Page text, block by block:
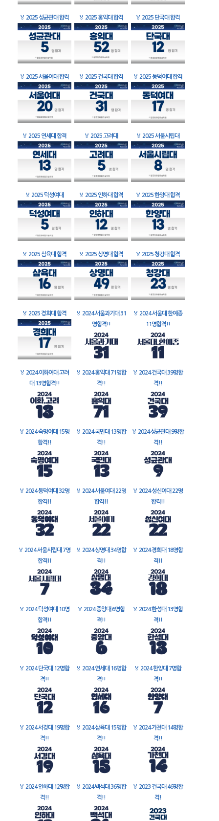
🏅 2025 성균관대 합격 🏅 2025 홍익대 합격 🏅 2025 단국대 합격
🏅 2025 서울여대 합격 🏅 2025 건국대 합격 🏅 2025 동덕여대 합격
🏅 2025 연세대 합격 🏅 2025 고려대 🏅 2025 서울시립대
🏅 2025 덕성여대 🏅 2025 인하대 합격 🏅 2025 한양대 합격
🏅 2025 삼육대 합격 🏅 2025 상명대 합격 🏅 2025 청강대 합격
🏅 2025 경희대 합격 🏅 2024 서울과기대 31
명합격!!
🏅 2024 서울대 한예종
11명합격!!
🏅 2024 이화여대 고려
대 13명합격!!
🏅 2024 홍익대 71명합
격!!
🏅 2024 건국대 39명합
격!!
🏅 2024 숙명여대 15명
합격!!
🏅 2024 국민대 13명합
격!!
🏅 2024 성균관대 9명합
격!!
🏅 2024 동덕여대 32명
합격!!
🏅 2024 서울여대 22명
합격!!
🏅 2024 성신여대 22명
합격!!
🏅 2024 서울시립대 7명
합격!!
🏅 2024 상명대 34명합
격!!
🏅 2024 경희대 18명합
격!!
🏅 2024 덕성여대 10명
합격!!
🏅 2024 중앙대 6명합
격!!
🏅 2024 한성대 13명합
격!!
🏅 2024 단국대 12명합
격!!
🏅 2024 연세대 16명합
격!!
🏅 2024 한양대 7명합
격!!
🏅 2024 서경대 19명합
격!!
🏅 2024 삼육대 15명합
격!!
🏅 2024 가천대 14명합
격!!
🏅 2024 인하대 12명합
격!!
🏅 2024 백석대 36명합
격!!
🏅 2023 건국대 46명합
격!